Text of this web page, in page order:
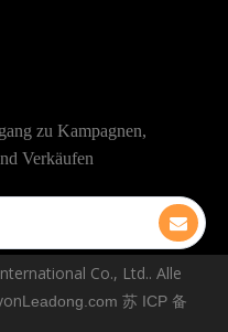
zu Kampagnen,
Verkäufen
Co., Ltd.. Alle
Leadong.com 苏 ICP 备